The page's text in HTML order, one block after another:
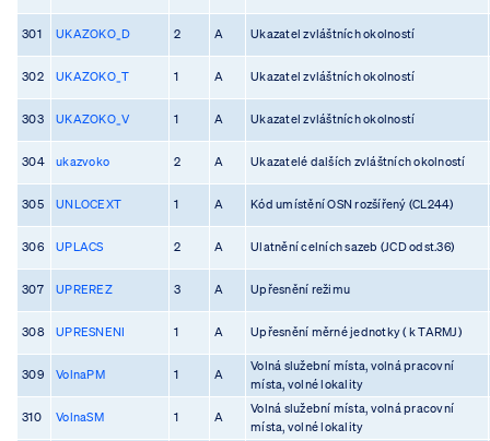
301 UKAZOKO_D 2 A Ukazatel zvláštních okolností
302 UKAZOKO_T 1 A Ukazatel zvláštních okolností
303 UKAZOKO_V 1 A Ukazatel zvláštních okolností
304 ukazvoko 2 A Ukazatelé dalších zvláštních okolností
305 UNLOCEXT 1 A Kód umístění OSN rozšířený (CL244)
306 UPLACS 2 A Ulatnění celních sazeb (JCD odst.36)
307 UPREREZ 3 A Upřesnění režimu
308 UPRESNENI 1 A Upřesnění měrné jednotky ( k TARMJ)
309 VolnaPM 1 A
Volná služební místa, volná pracovní
místa, volné lokality
310 VolnaSM 1 A
Volná služební místa, volná pracovní
místa, volné lokality